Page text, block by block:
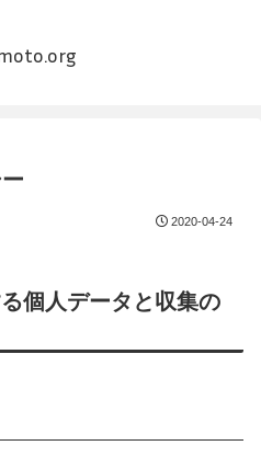
2020-04-24
個人データと収集の